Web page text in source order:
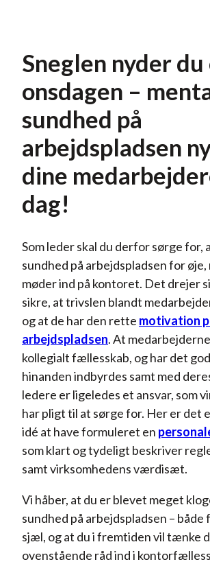
Sneglen nyder du
onsdagen –
sundhed på
arbejdspladsen
dine
dag!
Som leder skal du derfor sørge for,
sundhed på arbejdspladsen for øje,
møder ind på kontoret. Det drejer
sikre, at trivslen blandt
og at de har den rette motivation
arbejdspladsen. At
kollegialt fællesskab, og har det
hinanden indbyrdes samt med
ledere er ligeledes et ansvar, som
har pligt til at sørge for. Her er det
idé at have formuleret en
som klart og tydeligt beskriver
samt virksomhedens værdisæt.
Vi håber, at du er blevet meget
sundhed på arbejdspladsen – både
sjæl, og at du i fremtiden vil tænke
ovenstående råd ind i